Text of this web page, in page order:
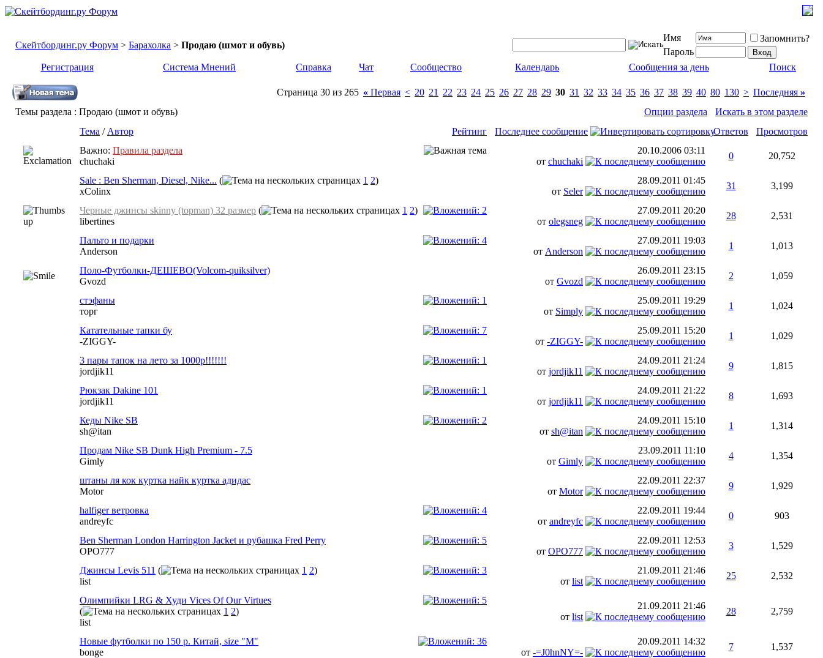
Скейтбординг.ру Форум > Барахолка > Продаю (шмот и обувь)
Имя
Запомнить?
Пароль
Регистрация
Система Мнений Справка Чат Сообщество Календарь Сообщения за день Поиск
Страница 30 из 265 « Первая < 20 21 22 23 24 25 26 27 28 29 30 31 32 33 34 35 36 37 38 39 40 80 130 > Последняя »
Темы раздела : Продаю (шмот и обувь) Опции раздела
Искать в этом разделе
Рейтинг
Тема / Автор Последнее сообщение Ответов
Просмотров
Важно: Правила раздела
chuchaki
20.10.2006 03:11
от chuchaki
0 20,752
Sale : Ben Sherman, Diesel, Nike... ( 1 2)
xColinx
28.09.2011 01:45
от Seler
31 3,199
Черные джинсы skinny (topman) 32 размер ( 1 2)
libertines
27.09.2011 20:20
от olegsneg
28 2,531
Пальто и подарки
Anderson
27.09.2011 19:03
от Anderson
1 1,013
Поло-Футболки-ДЕШЕВО(Volcom-quiksilver)
Gvozd
26.09.2011 23:15
от Gvozd
2 1,059
стэфаны
торг
25.09.2011 19:29
от Simply
1 1,024
Катательные тапки бу
-ZIGGY-
25.09.2011 15:20
от -ZIGGY-
1 1,029
3 пары тапок на лето за 1000р!!!!!!!
jordjik11
24.09.2011 21:24
от jordjik11
9 1,815
Рюкзак Dakine 101
jordjik11
24.09.2011 21:22
от jordjik11
8 1,693
Кеды Nike SB
sh@itan
24.09.2011 15:10
от sh@itan
1 1,314
Продам Nike SB Dunk High Premium - 7.5
Gimly
23.09.2011 11:10
от Gimly
4 1,354
штаны ля кок куртка найк куртка адидас
Motor
22.09.2011 22:37
от Motor
9 1,929
halfiger ветровка
andreyfc
22.09.2011 19:44
от andreyfc
0 903
Ben Sherman London Harrington Jacket и рубашка Fred Perry
OPO777
22.09.2011 12:53
от OPO777
3 1,529
Джинсы Levis 511 ( 1 2)
list
21.09.2011 21:46
от list
25 2,532
Олимпийки LRG & Худи Vices Of Our Virtues
(
1 2)
list
21.09.2011 21:46
от list
28 2,759
Новые футболки по 150 р. Китай, size "M"
bonge
20.09.2011 14:32
от -=J0hnNY=-
7 1,537